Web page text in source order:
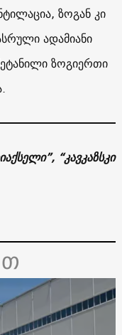
ზოგან კი
ადამიანი
ზოგიერთი
“კავკაზსკი